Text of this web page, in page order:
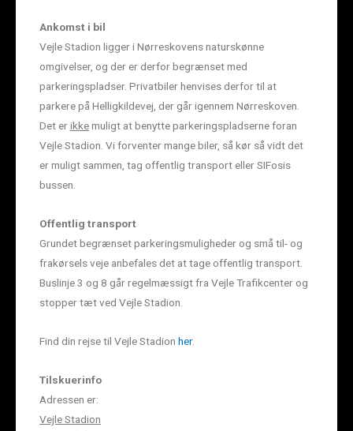
Ankomst i bil
Vejle Stadion ligger i Nørreskovens naturskønne
omgivelser, og der er derfor begrænset med
parkeringspladser. Privatbiler henvises derfor til at
parkere på Helligkildevej, der går igennem Nørreskoven.
Det erikkemuligt at benytte parkeringspladserne foran
Vejle Stadion. Vi forventer mange biler, så kør så vidt det
er muligt sammen, tag offentlig transport eller SIFosis
bussen.
Offentlig transport
Grundet begrænset parkeringsmuligheder og små til- og
frakørsels veje anbefales det at tage offentlig transport.
Buslinje 3 og 8 går regelmæssigt fra Vejle Trafikcenter og
stopper tæt ved Vejle Stadion.
Find din rejse til Vejle Stadion her.
Tilskuerinfo
Adressen er:
Vejle Stadion